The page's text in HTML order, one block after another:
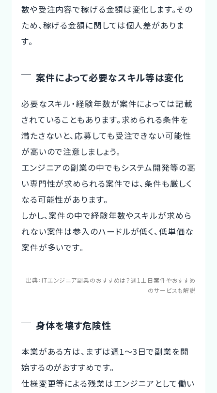
数や受注内容で稼げる金額は変化します。その
ため、稼げる金額に関しては個人差がありま
す。
案件によって必要なスキル等は変化
必要なスキル・経験年数が案件によっては記載
されていることもあります。求められる条件を
満たさないと、応募しても受注できない可能性
が高いので注意しましょう。
エンジニアの副業の中でもシステム開発等の高
い専門性が求められる案件では、条件も厳しく
なる可能性があります。
しかし、案件の中で経験年数やスキルが求めら
れない案件は参入のハードルが低く、低単価な
案件が多いです。
出典： ITエンジニア副業のおすすめは？週1土日案件やおすすめ
のサービスも解説
身体を壊す危険性
本業がある方は、まずは週1〜3日で副業を開
始するのがおすすめです。
仕様変更等による残業はエンジニアとして働い